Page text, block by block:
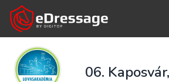
06.